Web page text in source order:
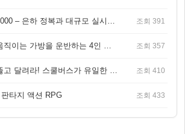
토탈워: 워해머 40,000 – 은하 정복과 대규모 실시간 전투가 결합된 전략 게임! 조회 391
셰이디 잡 – 살아 움직이는 가방을 운반하는 4인 협동 물리 어드벤처 게임 조회 357
루트 – 좀비 떼를 뚫고 달려라! 스쿨버스가 유일한 집이 되는 4인 협동 생존 게임 조회 410
타지 액션 RPG 조회 433